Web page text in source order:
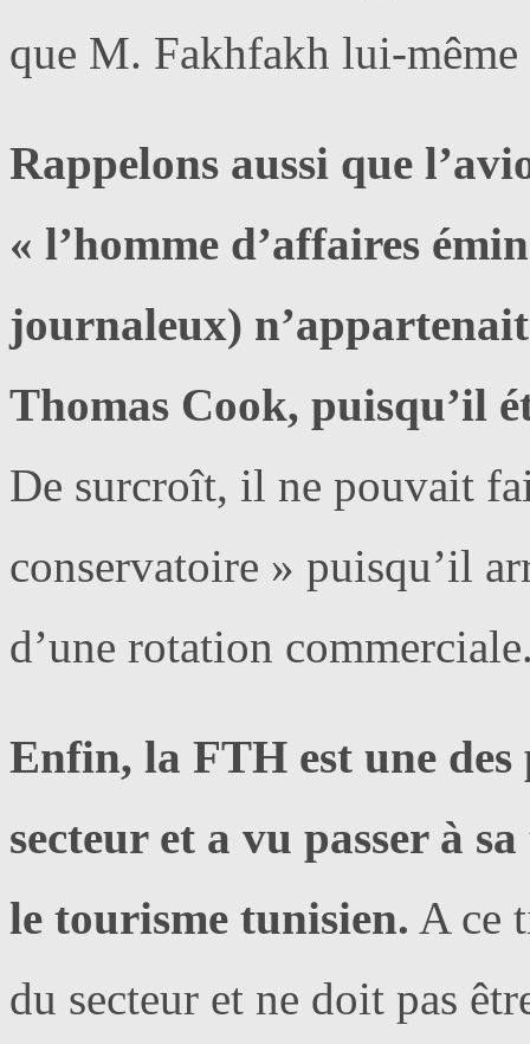
que M. Fakhfakh lui-même
Rappelons aussi que
« l’homme d’affaires
journaleux)
Thomas Cook, puisqu’il
De surcroît, il ne pouvait
conservatoire » puisqu’il
d’une rotation
Enfin, la FTH est une
secteur et a vu passer à
le tourisme tunisien. A ce
du secteur et ne doit pas